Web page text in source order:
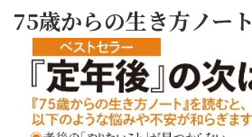
75歳からの生き方ノート